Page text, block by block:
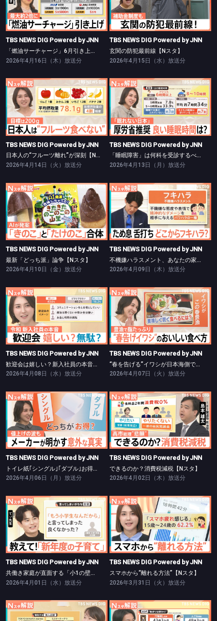
TBS NEWS DIG Powered by JNN
「燃油サーチャージ」6月引き上げ【Nスタ】
TBS NEWS DIG Powered by JNN
「燃油サーチャージ」6月引き上げ【Nスタ】
2026年4月16日（木）放送分
TBS NEWS DIG Powered by JNN
玄関の防犯最前線【Nスタ】
TBS NEWS DIG Powered by JNN
玄関の防犯最前線【Nスタ】
2026年4月15日（水）放送分
TBS NEWS DIG Powered by JNN
日本人の“フルーツ離れ”が深刻【Nスタ】
TBS NEWS DIG Powered by JNN
日本人の“フルーツ離れ”が深刻【Nスタ】
2026年4月14日（火）放送分
TBS NEWS DIG Powered by JNN
「睡眠障害」は何科を受診するべき?【Nスタ】
TBS NEWS DIG Powered by JNN
「睡眠障害」は何科を受診するべき?【Nスタ】
2026年4月13日（月）放送分
TBS NEWS DIG Powered by JNN
最新「どっち派」論争【Nスタ】
TBS NEWS DIG Powered by JNN
最新「どっち派」論争【Nスタ】
2026年4月10日（金）放送分
TBS NEWS DIG Powered by JNN
TBS NEWS DIG Powered by JNN
不機嫌ハラスメント、あなたの家族は大丈夫？【Nスタ】
2026年4月09日（木）放送分
TBS NEWS DIG Powered by JNN
歓迎会は嬉しい？新入社員の本音【Nスタ】
TBS NEWS DIG Powered by JNN
歓迎会は嬉しい？新入社員の本音【Nスタ】
2026年4月08日（水）放送分
TBS NEWS DIG Powered by JNN
“春を告げる”イワシが日本海側で豊漁に！【Nスタ】
TBS NEWS DIG Powered by JNN
“春を告げる”イワシが日本海側で豊漁に！【Nスタ】
2026年4月07日（火）放送分
TBS NEWS DIG Powered by JNN
TBS NEWS DIG Powered by JNN
トイレ紙｢シングル｣｢ダブル｣お得は？【Nスタ】
2026年4月06日（月）放送分
TBS NEWS DIG Powered by JNN
できるのか？消費税減税【Nスタ】
TBS NEWS DIG Powered by JNN
できるのか？消費税減税【Nスタ】
2026年4月02日（木）放送分
TBS NEWS DIG Powered by JNN
共働き家庭が直面する「小1の壁」【Nスタ】
TBS NEWS DIG Powered by JNN
共働き家庭が直面する「小1の壁」【Nスタ】
2026年4月01日（水）放送分
TBS NEWS DIG Powered by JNN
スマホから“離れる方法”【Nスタ】
TBS NEWS DIG Powered by JNN
スマホから“離れる方法”【Nスタ】
2026年3月31日（火）放送分